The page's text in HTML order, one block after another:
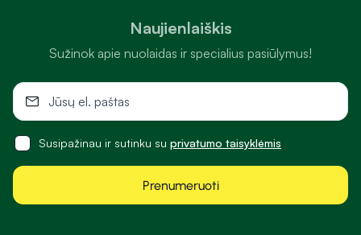
Naujienlaiškis
Sužinok apie nuolaidas ir specialius pasiūlymus!
Susipažinau ir sutinku su privatumo taisyklėmis
Prenumeruoti